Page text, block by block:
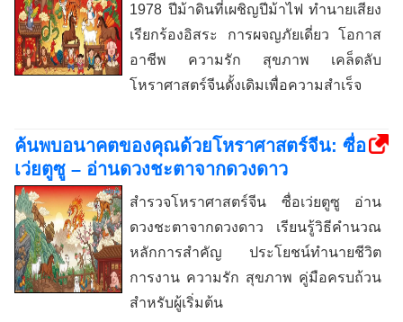
1978 ปีม้าดินที่เผชิญปีม้าไฟ ทำนายเสียง
เรียกร้องอิสระ การผจญภัยเดี่ยว โอกาส
อาชีพ ความรัก สุขภาพ เคล็ดลับ
โหราศาสตร์จีนดั้งเดิมเพื่อความสำเร็จ
ค้นพบอนาคตของคุณด้วยโหราศาสตร์จีน: ซื่อ
เว่ยตูซู – อ่านดวงชะตาจากดวงดาว
สำรวจโหราศาสตร์จีน ซื่อเว่ยตูซู อ่าน
ดวงชะตาจากดวงดาว เรียนรู้วิธีคำนวณ
หลักการสำคัญ ประโยชน์ทำนายชีวิต
การงาน ความรัก สุขภาพ คู่มือครบถ้วน
สำหรับผู้เริ่มต้น